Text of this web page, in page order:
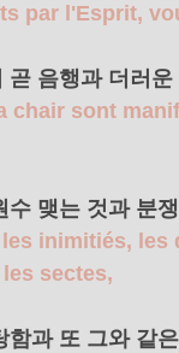
par l'Esprit,
곧 음행과 더러
chair sont
수 맺는 것과 분
inimitiés,
sectes,
과 또 그와 같